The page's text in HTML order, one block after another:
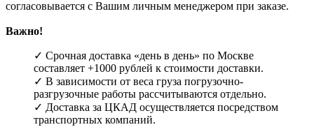
согласовывается с Вашим личным менеджером при заказе.
Важно!
✓ Срочная доставка «день в день» по Москве
составляет +1000 рублей к стоимости доставки.
✓ В зависимости от веса груза погрузочно-
разгрузочные работы рассчитываются отдельно.
✓ Доставка за ЦКАД осуществляется посредством
транспортных компаний.